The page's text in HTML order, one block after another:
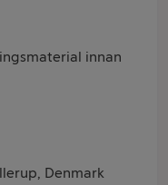
innan
Denmark